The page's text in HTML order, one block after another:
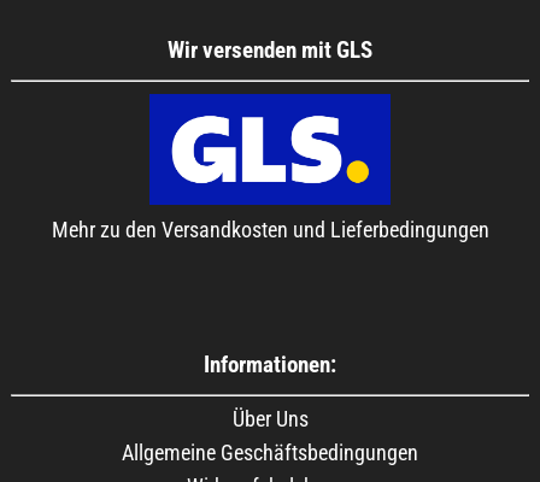
Wir versenden mit GLS
Mehr zu den Versandkosten und Lieferbedingungen
Informationen:
Über Uns
Allgemeine Geschäftsbedingungen